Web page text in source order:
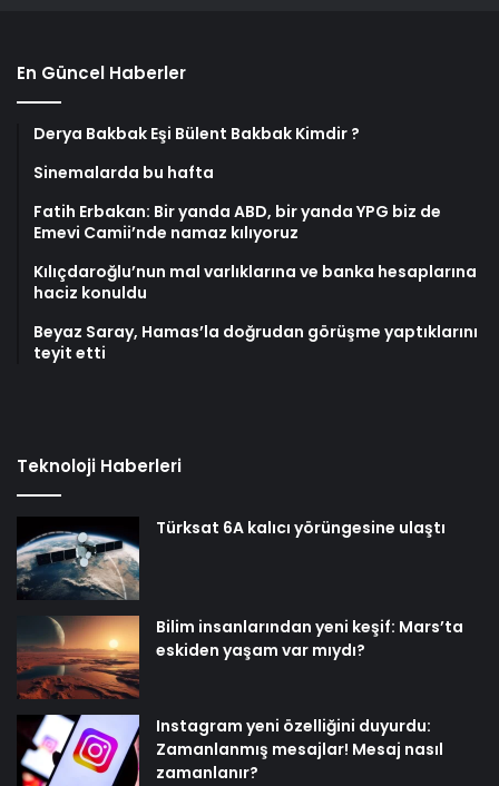
En Güncel Haberler
Derya Bakbak Eşi Bülent Bakbak Kimdir ?
Sinemalarda bu hafta
Fatih Erbakan: Bir yanda ABD, bir yanda YPG biz de
Emevi Camii’nde namaz kılıyoruz
Kılıçdaroğlu’nun mal varlıklarına ve banka hesaplarına
haciz konuldu
Beyaz Saray, Hamas’la doğrudan görüşme yaptıklarını
teyit etti
Teknoloji Haberleri
Türksat 6A kalıcı yörüngesine ulaştı
Bilim insanlarından yeni keşif: Mars’ta
eskiden yaşam var mıydı?
Instagram yeni özelliğini duyurdu:
Zamanlanmış mesajlar! Mesaj nasıl
zamanlanır?